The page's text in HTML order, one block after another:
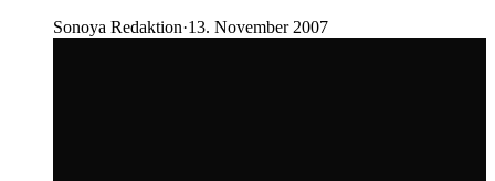
Sonoya Redaktion·13. November 2007